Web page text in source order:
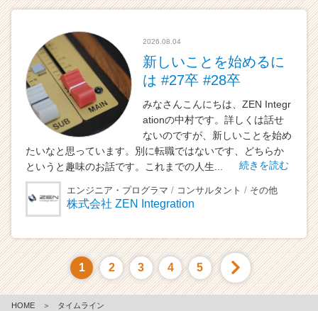
2026.08.04
新しいことを始めるに
は #27卒 #28卒
みなさんこんにちは、ZEN Integr
ationの中村です。詳しくは話せ
ないのですが、新しいことを始め
たいなと思っています。別に転職ではないです、どちらか
というと趣味のお話です。これまでの人生...
続きを読む
エンジニア・プログラマ コンサルタント その他
株式会社 ZEN Integration
1 2 3 4 5
HOME ＞ タイムライン